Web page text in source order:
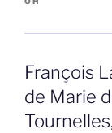
François
de Marie